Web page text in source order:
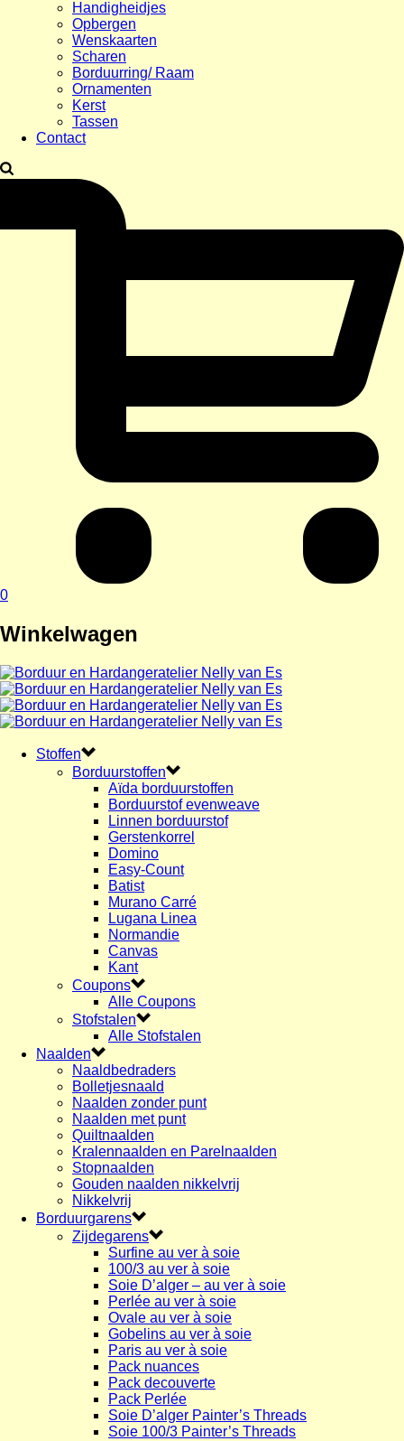
Handigheidjes
Opbergen
Wenskaarten
Scharen
Borduurring/ Raam
Ornamenten
Kerst
Tassen
Contact
0
Winkelwagen
Stoffen
Borduurstoffen
Aïda borduurstoffen
Borduurstof evenweave
Linnen borduurstof
Gerstenkorrel
Domino
Easy-Count
Batist
Murano Carré
Lugana Linea
Normandie
Canvas
Kant
Coupons
Alle Coupons
Stofstalen
Alle Stofstalen
Naalden
Naaldbedraders
Bolletjesnaald
Naalden zonder punt
Naalden met punt
Quiltnaalden
Kralennaalden en Parelnaalden
Stopnaalden
Gouden naalden nikkelvrij
Nikkelvrij
Borduurgarens
Zijdegarens
Surfine au ver à soie
100/3 au ver à soie
Soie D’alger – au ver à soie
Perlée au ver à soie
Ovale au ver à soie
Gobelins au ver à soie
Paris au ver à soie
Pack nuances
Pack decouverte
Pack Perlée
Soie D’alger Painter’s Threads
Soie 100/3 Painter’s Threads